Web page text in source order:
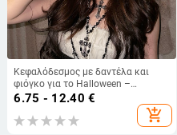
Κεφαλόδεσμος με δαντέλα και
φιόγκο για το Halloween –
αξεσουάρ μαλλιών cosplay
6.75 - 12.40 €
add_shopping_cart